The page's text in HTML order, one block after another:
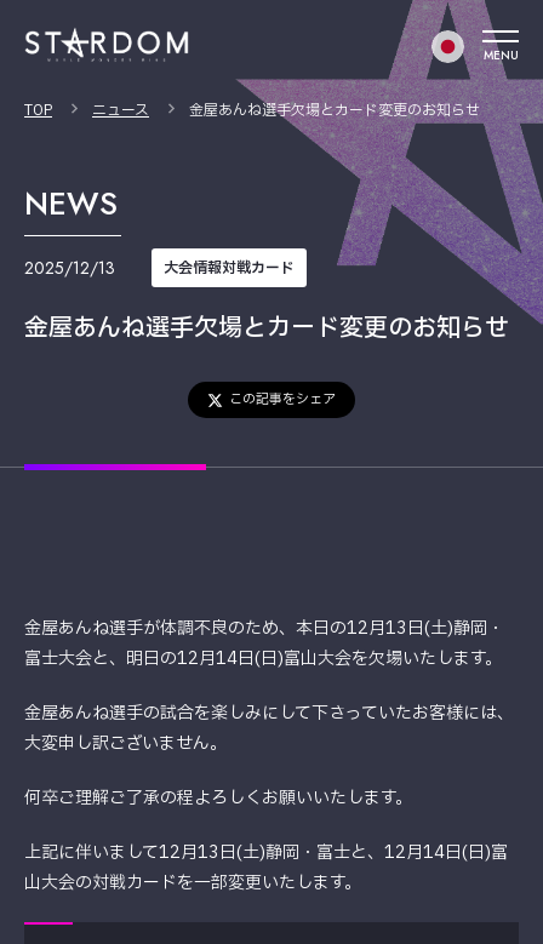
MENU
TOP ニュース 金屋あんね選手欠場とカード変更のお知らせ
NEWS
2025/12/13 大会情報対戦カード
金屋あんね選手欠場とカード変更のお知らせ
この記事をシェア
金屋あんね選手が体調不良のため、本日の12月13日(土)静岡・
富士大会と、明日の12月14日(日)富山大会を欠場いたします。
金屋あんね選手の試合を楽しみにして下さっていたお客様には、
大変申し訳ございません。
何卒ご理解ご了承の程よろしくお願いいたします。
上記に伴いまして12月13日(土)静岡・富士と、12月14日(日)富
山大会の対戦カードを一部変更いたします。